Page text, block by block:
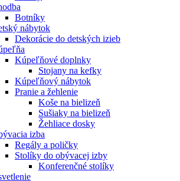
Botníky
nábytok
Dekorácie do detských izieb
Kúpeľňové doplnky
Stojany na kefky
Kúpeľňový nábytok
Pranie a žehlenie
Koše na bielizeň
Sušiaky na bielizeň
Žehliace dosky
izba
Regály a poličky
Stolíky do obývacej izby
Konferenčné stolíky